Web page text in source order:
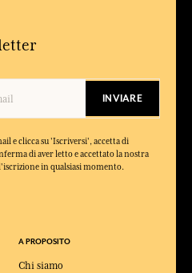
INVIARE
e clicca su 'Iscriversi', accetta di
di aver letto e accettato la nostra
in qualsiasi momento.
A PROPOSITO
Chi siamo